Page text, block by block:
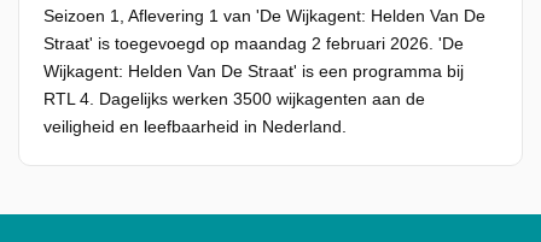
Seizoen 1, Aflevering 1 van 'De Wijkagent: Helden Van De
Straat' is toegevoegd op maandag 2 februari 2026. 'De
Wijkagent: Helden Van De Straat' is een programma bij
RTL 4. Dagelijks werken 3500 wijkagenten aan de
veiligheid en leefbaarheid in Nederland.